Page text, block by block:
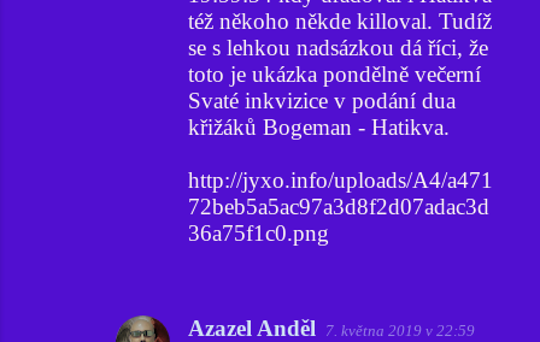
též někoho někde killoval. Tudíž
se s lehkou nadsázkou dá říci, že
toto je ukázka pondělně večerní
Svaté inkvizice v podání dua
křižáků Bogeman - Hatikva.
http://jyxo.info/uploads/A4/a471
72beb5a5ac97a3d8f2d07adac3d
36a75f1c0.png
Azazel Anděl 7. května 2019 v 22:59